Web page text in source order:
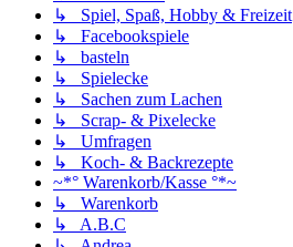
↳ Spiel, Spaß, Hobby & Freizeit
↳ Facebookspiele
↳ basteln
↳ Spielecke
↳ Sachen zum Lachen
↳ Scrap- & Pixelecke
↳ Umfragen
↳ Koch- & Backrezepte
~*° Warenkorb/Kasse °*~
↳ Warenkorb
↳ A.B.C